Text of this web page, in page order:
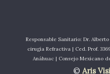
Responsable Sanitario: Dr.
cirugía Refractiva | Ced. Prof.
Anáhuac | Consejo Mexicano
© Aris